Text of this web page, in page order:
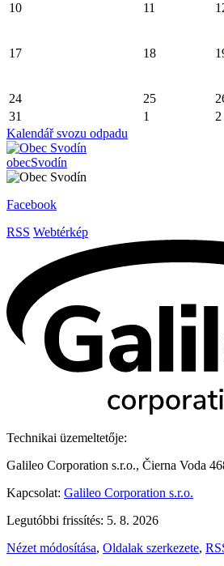
10 11
17 18
24 25
31
1 2
Kalendář svozu odpadu
obecSvodín
Facebook
RSS Webtérkép
Technikai üzemeltetője:
Galileo Corporation s.r.o., Čierna Voda
Kapcsolat: Galileo Corporation s.r.o.
Legutóbbi frissítés: 5. 8. 2026
Nézet módosítása, Oldalak szerkezete,